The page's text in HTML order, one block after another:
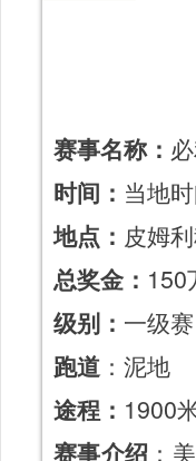
赛事名称：
时间： 当地
地点： 皮姆
总奖金： 150
级别： 一级赛
跑道：泥地
途程： 1900
赛事介绍 ：